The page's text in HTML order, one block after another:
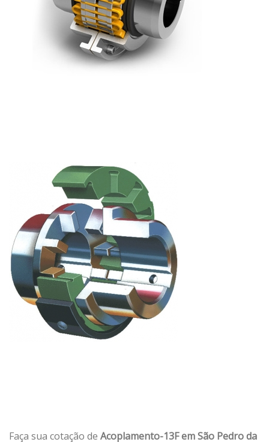
Faça sua cotação de Acoplamento-13F em São Pedro da